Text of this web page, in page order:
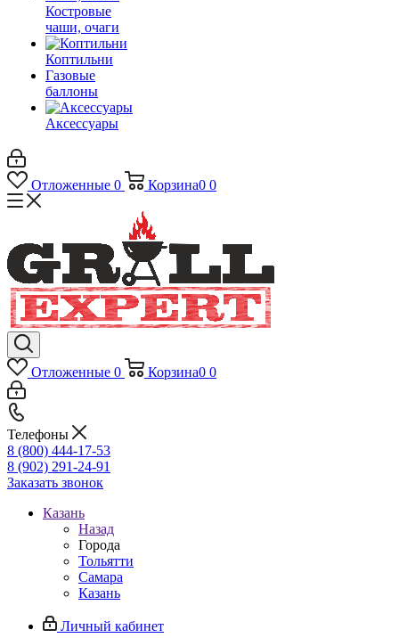
Костровые
чаши, очаги
Коптильни
Газовые
баллоны
Аксессуары
Отложенные 0 Корзина0 0
Отложенные 0 Корзина0 0
Телефоны
8 (800) 444-17-53
8 (902) 291-24-91
Заказать звонок
Казань
Назад
Города
Тольятти
Самара
Казань
Личный кабинет